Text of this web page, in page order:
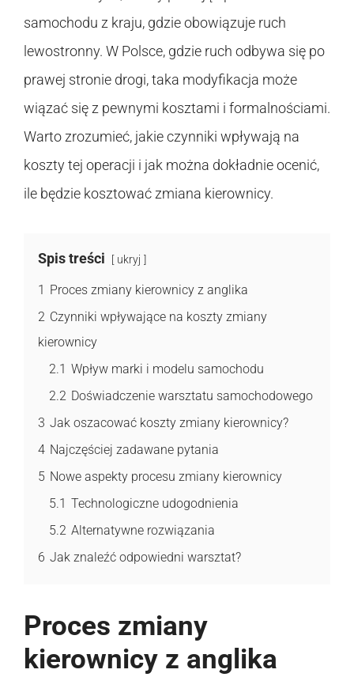
samochodu z kraju, gdzie obowiązuje ruch
lewostronny. W Polsce, gdzie ruch odbywa się po
prawej stronie drogi, taka modyfikacja może
wiązać się z pewnymi kosztami i formalnościami.
Warto zrozumieć, jakie czynniki wpływają na
koszty tej operacji i jak można dokładnie ocenić,
ile będzie kosztować zmiana kierownicy.
Spis treści ukryj
1 Proces zmiany kierownicy z anglika
2 Czynniki wpływające na koszty zmiany
kierownicy
2.1 Wpływ marki i modelu samochodu
2.2 Doświadczenie warsztatu samochodowego
3 Jak oszacować koszty zmiany kierownicy?
4 Najczęściej zadawane pytania
5 Nowe aspekty procesu zmiany kierownicy
5.1 Technologiczne udogodnienia
5.2 Alternatywne rozwiązania
6 Jak znaleźć odpowiedni warsztat?
Proces zmiany
kierownicy z anglika